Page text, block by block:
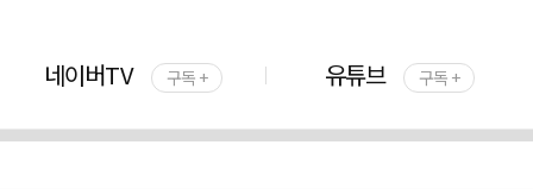
네이버TV 구독 + 유튜브 구독 +